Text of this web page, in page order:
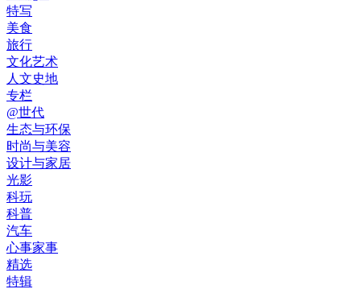
特写
美食
旅行
文化艺术
人文史地
专栏
@世代
生态与环保
时尚与美容
设计与家居
光影
科玩
科普
汽车
心事家事
精选
特辑